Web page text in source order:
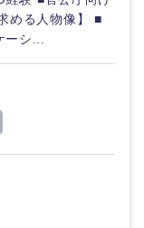
める人物像】 ■
シ...